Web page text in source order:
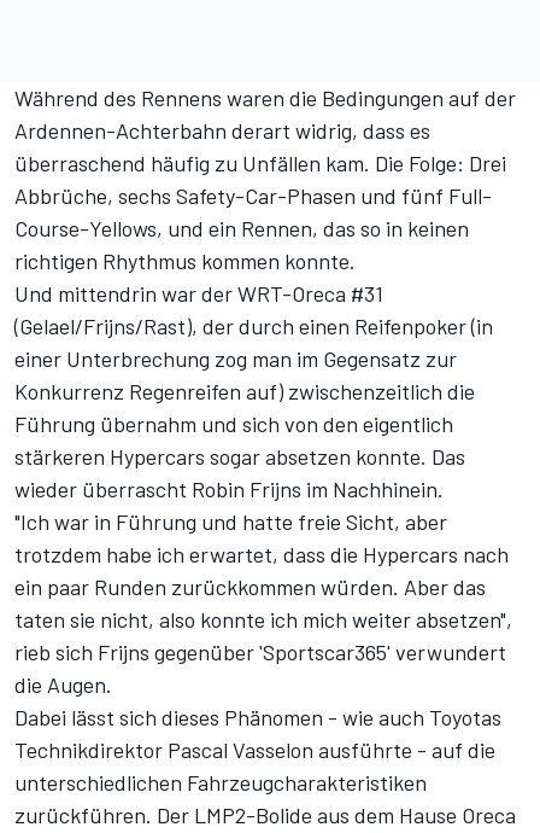
Während des Rennens waren die Bedingungen auf der
Ardennen-Achterbahn derart widrig, dass es
überraschend häufig zu Unfällen kam. Die Folge: Drei
Abbrüche, sechs Safety-Car-Phasen und fünf Full-
Course-Yellows, und ein Rennen, das so in keinen
richtigen Rhythmus kommen konnte.
Und mittendrin war der WRT-Oreca #31
(Gelael/Frijns/Rast), der durch einen Reifenpoker (in
einer Unterbrechung zog man im Gegensatz zur
Konkurrenz Regenreifen auf) zwischenzeitlich die
Führung übernahm und sich von den eigentlich
stärkeren Hypercars sogar absetzen konnte. Das
wieder überrascht Robin Frijns im Nachhinein.
"Ich war in Führung und hatte freie Sicht, aber
trotzdem habe ich erwartet, dass die Hypercars nach
ein paar Runden zurückkommen würden. Aber das
taten sie nicht, also konnte ich mich weiter absetzen",
rieb sich Frijns gegenüber'Sportscar365' verwundert
die Augen.
Dabei lässt sich dieses Phänomen - wie auch Toyotas
Technikdirektor Pascal Vasselon ausführte - auf die
unterschiedlichen Fahrzeugcharakteristiken
zurückführen. Der LMP2-Bolide aus dem Hause Oreca